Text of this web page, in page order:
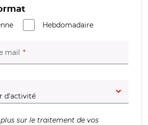
Hebdomadaire
mail (champ obligatoire)
obligatoire)
sur le traitement de vos